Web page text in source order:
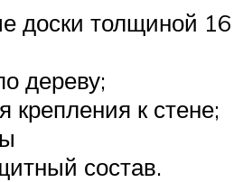
доски толщиной 16
дереву;
крепления к стене;
состав.